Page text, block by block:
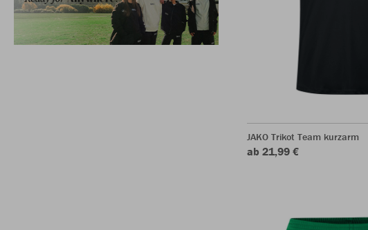
JAKO Trikot Team kurzarm
ab 21,99 €